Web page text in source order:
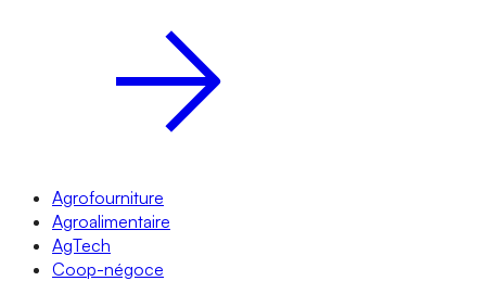
Agrofourniture
Agroalimentaire
AgTech
Coop-négoce